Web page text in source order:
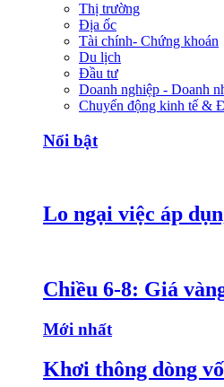
Thị trường
Địa ốc
Tài chính- Chứng khoán
Du lịch
Đầu tư
Doanh nghiệp - Doanh
Chuyển động kinh tế &
Nổi bật
Lo ngại việc áp
Chiều 6-8: Giá
Mới nhất
Khơi thông dòng